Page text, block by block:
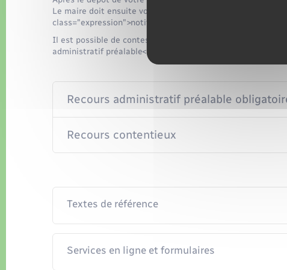
Le maire doit ensuite vous informer de sa décision en vous
class="expression">notification</span>) dans un délai de 2
Il est possible de contester la décision du maire en
administratif préalable</span>, puis, si nécessaire, un
Recours administratif préalable
Recours contentieux
Textes de référence
Services en ligne et formulaires